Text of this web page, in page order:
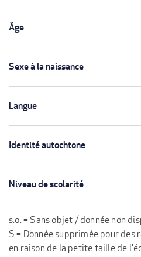
Âge
Sexe à la naissance
Langue
Identité autochtone
Niveau de scolarité
s.o. = Sans objet / donnée non
S = Donnée supprimée pour
en raison de la petite taille de